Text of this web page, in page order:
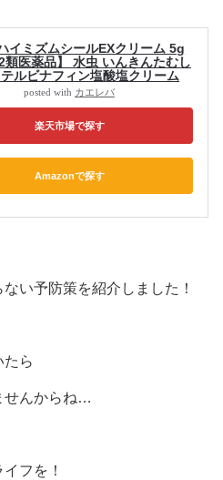
イミズムシールEXクリーム 5g
2類医薬品】 水虫 いんきんたむし
ルビナフィン塩酸塩クリーム
posted with カエレバ
楽天市場
Amazon
い予防策を紹介しました！
ら
せんからね…
フを！